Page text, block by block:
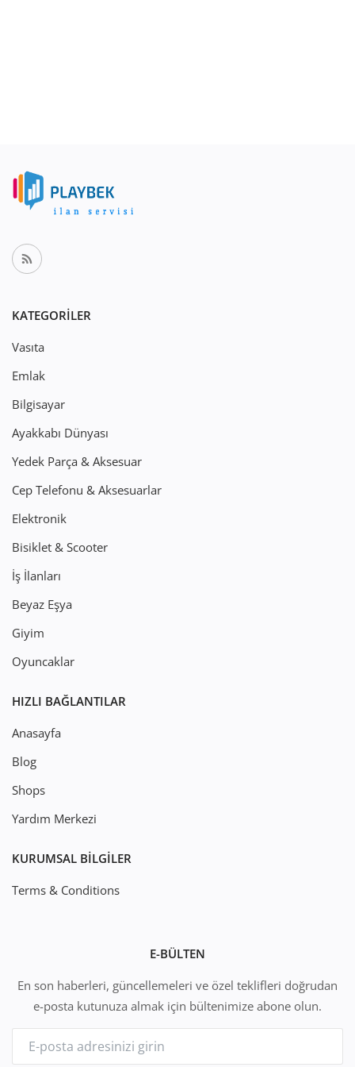
KATEGORILER
Vasıta
Emlak
Bilgisayar
Ayakkabı Dünyası
Yedek Parça & Aksesuar
Cep Telefonu & Aksesuarlar
Elektronik
Bisiklet & Scooter
İş İlanları
Beyaz Eşya
Giyim
Oyuncaklar
HIZLI BAĞLANTILAR
Anasayfa
Blog
Shops
Yardım Merkezi
KURUMSAL BILGILER
Terms & Conditions
E-BÜLTEN
En son haberleri, güncellemeleri ve özel teklifleri doğrudan
e-posta kutunuza almak için bültenimize abone olun.